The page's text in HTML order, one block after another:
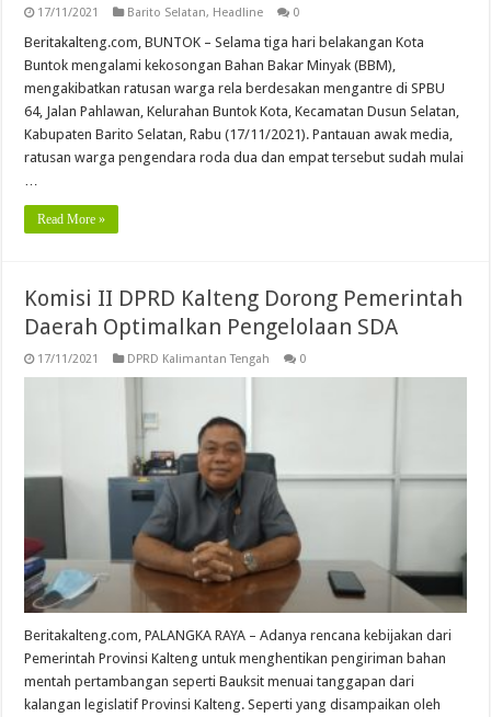
17/11/2021 Barito Selatan, Headline 0
Beritakalteng.com, BUNTOK – Selama tiga hari belakangan Kota
Buntok mengalami kekosongan Bahan Bakar Minyak (BBM),
mengakibatkan ratusan warga rela berdesakan mengantre di SPBU
64, Jalan Pahlawan, Kelurahan Buntok Kota, Kecamatan Dusun Selatan,
Kabupaten Barito Selatan, Rabu (17/11/2021). Pantauan awak media,
ratusan warga pengendara roda dua dan empat tersebut sudah mulai
…
Read More »
Komisi II DPRD Kalteng Dorong Pemerintah
Daerah Optimalkan Pengelolaan SDA
17/11/2021 DPRD Kalimantan Tengah 0
Beritakalteng.com, PALANGKA RAYA – Adanya rencana kebijakan dari
Pemerintah Provinsi Kalteng untuk menghentikan pengiriman bahan
mentah pertambangan seperti Bauksit menuai tanggapan dari
kalangan legislatif Provinsi Kalteng. Seperti yang disampaikan oleh